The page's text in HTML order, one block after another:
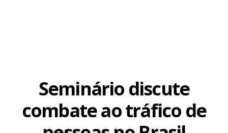
Seminário discute
combate ao tráfico de